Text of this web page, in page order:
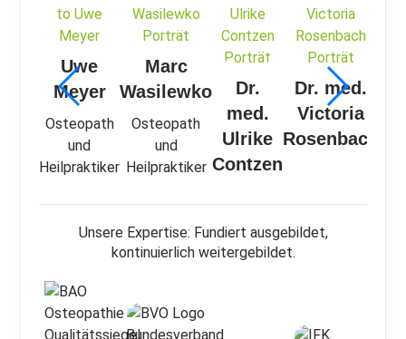
Uwe
Meyer
Osteopath
und
Heilpraktiker
Marc
Wasilewko
Osteopath
und
Heilpraktiker
Dr.
med.
Ulrike
Contzen
Dr. med.
Victoria
Rosenbach
Unsere Expertise: Fundiert ausgebildet,
kontinuierlich weitergebildet.